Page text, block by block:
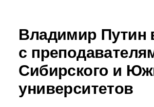
Владимир Путин
с
Сибирского и
университетов